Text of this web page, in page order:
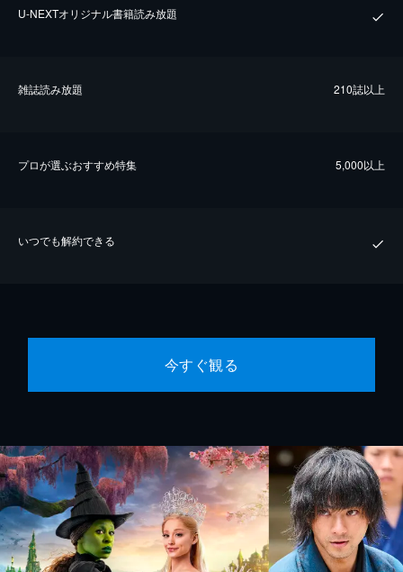
U-NEXTオリジナル書籍読み放題
雑誌読み放題 210誌以上
プロが選ぶおすすめ特集 5,000以上
いつでも解約できる
今すぐ観る